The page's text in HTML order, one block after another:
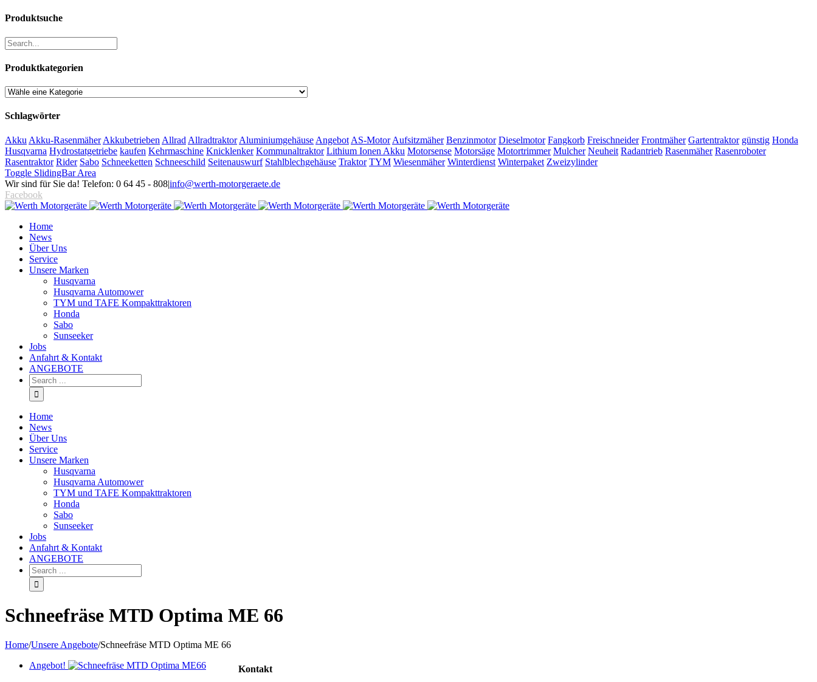
Produktsuche
Produktkategorien
Schlagwörter
Akku Akku-Rasenmäher Akkubetrieben Allrad Allradtraktor Aluminiumgehäuse Angebot AS-Motor Aufsitzmäher Benzinmotor Dieselmotor Fangkorb Freischneider Frontmäher Gartentraktor günstig Honda
Husqvarna Hydrostatgetriebe kaufen Kehrmaschine Knicklenker Kommunaltraktor Lithium Ionen Akku Motorsense Motorsäge Motortrimmer Mulcher Neuheit Radantrieb Rasenmäher Rasenroboter
Rasentraktor Rider Sabo Schneeketten Schneeschild Seitenauswurf Stahlblechgehäuse Traktor TYM Wiesenmäher Winterdienst Winterpaket Zweizylinder
Toggle SlidingBar Area
Wir sind für Sie da! Telefon: 0 64 45 - 808|info@werth-motorgeraete.de
Facebook
Home
News
Über Uns
Service
Unsere Marken
Husqvarna
Husqvarna Automower
TYM und TAFE Kompakttraktoren
Honda
Sabo
Sunseeker
Jobs
Anfahrt & Kontakt
ANGEBOTE
Home
News
Über Uns
Service
Unsere Marken
Husqvarna
Husqvarna Automower
TYM und TAFE Kompakttraktoren
Honda
Sabo
Sunseeker
Jobs
Anfahrt & Kontakt
ANGEBOTE
Schneefräse MTD Optima ME 66
Home/Unsere Angebote/Schneefräse MTD Optima ME 66
Angebot!
Kontakt